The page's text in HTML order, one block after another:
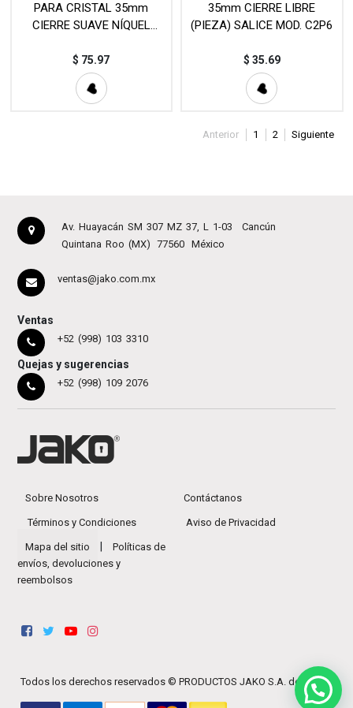
PARA CRISTAL 35mm
CIERRE SUAVE NÍQUEL
$ 75.97
35mm CIERRE LIBRE
(PIEZA) SALICE MOD. C2P6
$ 35.69
Anterior 1 2 Siguiente
Av. Huayacán SM 307 MZ 37, L 1-03
Cancún
Quintana Roo (MX)
77560 México
ventas@jako.com.mx
Ventas
+52 (998) 103 3310
Quejas y sugerencias
+52 (998) 109 2076
Sobre Nosotros Contáctanos
Términos y Condiciones Aviso de Privacidad
Mapa del sitio
Políticas de
envíos, devoluciones y
reembolsos
Todos los derechos reservados © PRODUCTOS JAKO S.A. de C.V.